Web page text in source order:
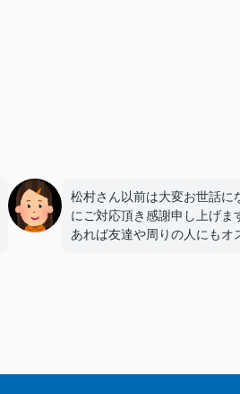
松村さん以前は大変お世話に
にご対応頂き感謝申し上げま
あれば友達や周りの人にもオ